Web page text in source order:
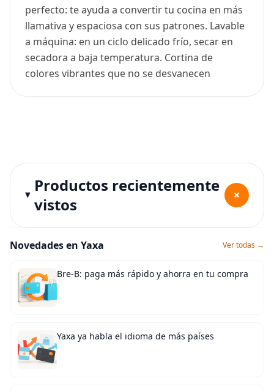
perfecto: te ayuda a convertir tu cocina en más
llamativa y espaciosa con sus patrones. Lavable
a máquina: en un ciclo delicado frío, secar en
secadora a baja temperatura. Cortina de
colores vibrantes que no se desvanecen
Productos recientemente
vistos
+
Novedades en Yaxa Ver todas →
Bre-B: paga más rápido y ahorra en tu compra
Yaxa ya habla el idioma de más países